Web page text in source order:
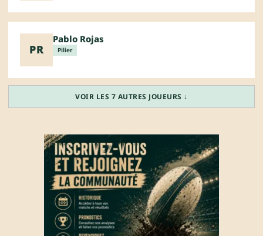
PR
Pablo Rojas
Pilier
VOIR LES 7 AUTRES JOUEURS ↓